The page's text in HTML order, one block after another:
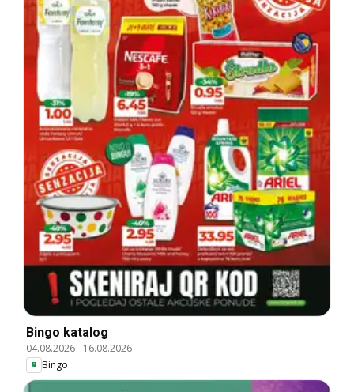
Bingo katalog
04.08.2026- 16.08.2026
Bingo